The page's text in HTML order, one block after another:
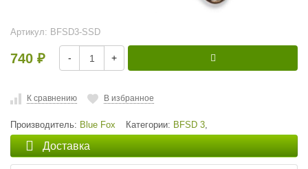
Артикул: BFSD3-SSD
740 ₽ - +
К сравнению В избранное
Производитель: Blue Fox Категории: BFSD 3,
Доставка